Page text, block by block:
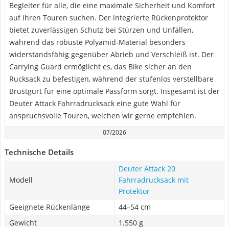
Begleiter für alle, die eine maximale Sicherheit und Komfort
auf ihren Touren suchen. Der integrierte Rückenprotektor
bietet zuverlässigen Schutz bei Stürzen und Unfällen,
während das robuste Polyamid-Material besonders
widerstandsfähig gegenüber Abrieb und Verschleiß ist. Der
Carrying Guard ermöglicht es, das Bike sicher an den
Rucksack zu befestigen, während der stufenlos verstellbare
Brustgurt für eine optimale Passform sorgt. Insgesamt ist der
Deuter Attack Fahrradrucksack eine gute Wahl für
anspruchsvolle Touren, welchen wir gerne empfehlen.
07/2026
Technische Details
Modell
Deuter Attack 20
Fahrradrucksack mit
Protektor
Geeignete Rückenlänge
44–54 cm
Gewicht
1.550 g